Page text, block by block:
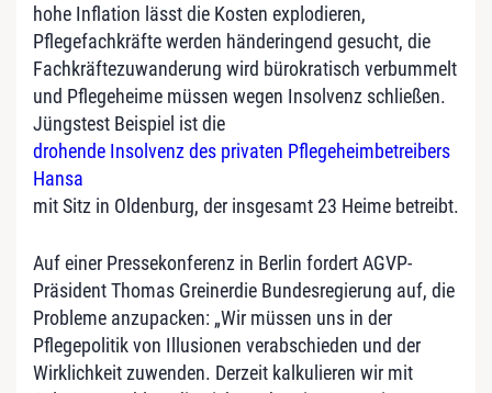
hohe Inflation lässt die Kosten explodieren,
Pflegefachkräfte werden händeringend gesucht, die
Fachkräftezuwanderung wird bürokratisch verbummelt
und Pflegeheime müssen wegen Insolvenz schließen.
Jüngstest Beispiel ist die
drohende Insolvenz des privaten Pflegeheimbetreibers
Hansa
mit Sitz in Oldenburg, der insgesamt 23 Heime betreibt.
Auf einer Pressekonferenz in Berlin fordert AGVP-
Präsident Thomas Greinerdie Bundesregierung auf, die
Probleme anzupacken: „Wir müssen uns in der
Pflegepolitik von Illusionen verabschieden und der
Wirklichkeit zuwenden. Derzeit kalkulieren wir mit